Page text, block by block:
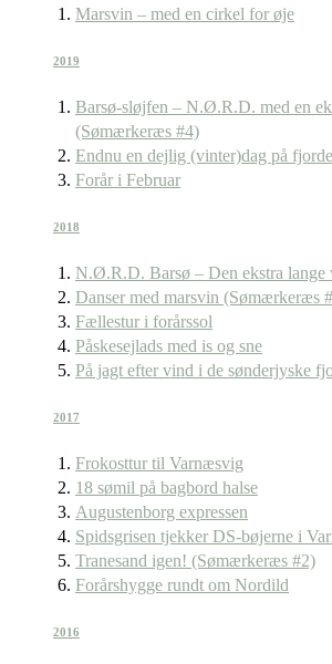
Marsvin – med en cirkel for øje
2019
Barsø-sløjfen – N.Ø.R.D. med en
(Sømærkeræs #4)
Endnu en dejlig (vinter)dag på
Forår i Februar
2018
N.Ø.R.D. Barsø – Den ekstra lange
Danser med marsvin (Sømærkeræs
Fællestur i forårssol
Påskesejlads med is og sne
På jagt efter vind i de sønderjyske
2017
Frokosttur til Varnæsvig
18 sømil på bagbord halse
Augustenborg expressen
Spidsgrisen tjekker DS-bøjerne i
Tranesand igen! (Sømærkeræs #2)
Forårshygge rundt om Nordild
2016